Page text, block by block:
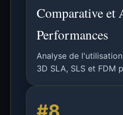
Comparative et
Performances
Analyse de
3D SLA, SLS et FDM
dans l'accélération